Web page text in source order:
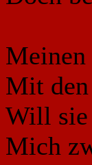
Mit
Will sie
Mich